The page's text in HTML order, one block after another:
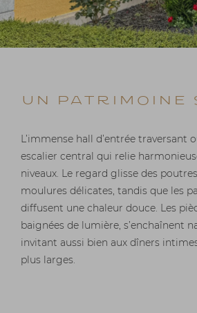
Un patrimoine
L’immense hall d’entrée traversant
escalier central qui relie
niveaux. Le regard glisse des
moulures délicates, tandis que les
diffusent une chaleur douce. Les
baignées de lumière, s’enchaînent
invitant aussi bien aux dîners
plus larges.